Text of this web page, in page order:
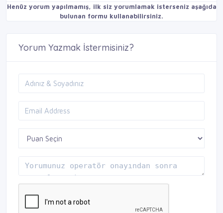
Henüz yorum yapılmamış, ilk siz yorumlamak isterseniz aşağıda
bulunan formu kullanabilirsiniz.
Yorum Yazmak İstermisiniz?